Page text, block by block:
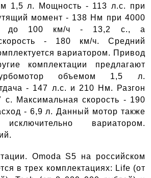
1,5 л. Мощность - 113 л.с. при
момент - 138 Нм при 4000
до 100 км/ч - 13,2 с., а
- 180 км/ч. Средний
вариатором. Привод
комплектации предлагают
объемом 1,5 л.
- 147 л.с. и 210 Нм. Разгон
Максимальная скорость - 190
- 6,9 л. Данный мотор также
исключительно вариатором.
Omoda S5 на российском
в трех комплектациях: Life (от